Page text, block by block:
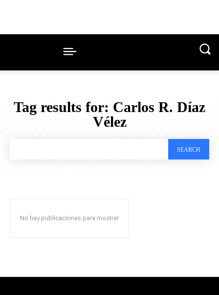
Tag results for: Carlos R. Díaz
Vélez
SEARCH
No hay publicaciones para mostrar